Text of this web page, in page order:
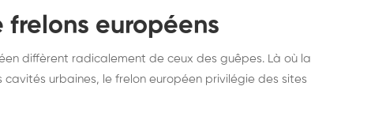
frelons européens
diffèrent radicalement de ceux des guêpes. Là où la
urbaines, le frelon européen privilégie des sites